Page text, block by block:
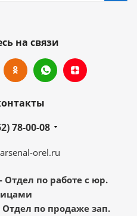
на связи
78-00-08
orel.ru
- Отдел по работе с юр.
Отдел по продаже зап.